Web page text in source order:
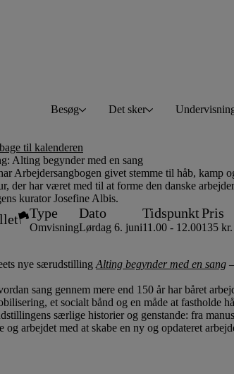
Besøg
Det sker
til kalenderen
Alting begynder med en sang
Arbejdersangbogen givet stemme til håb, kamp
der har været med til at forme den danske
kurator Josefine Albis.
Type
Omvisning
Dato
Lørdag 6. juni
Tidspunkt
11.00 - 12.00
Pris
135
nye særudstilling Alting begynder med en sang
sang gennem mere end 150 år har båret
et socialt bånd og en måde at fastholde
særlige historier og genstande: fra
arbejdet med at skabe en ny og opdateret